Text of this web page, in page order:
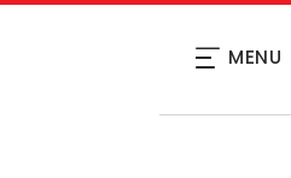
MENU